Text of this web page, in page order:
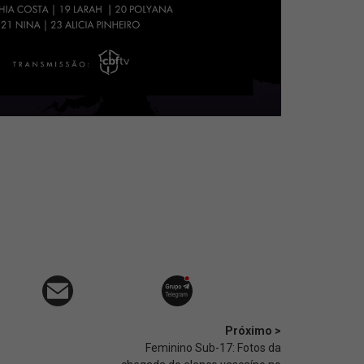
Próximo >
Feminino Sub-17: Fotos da